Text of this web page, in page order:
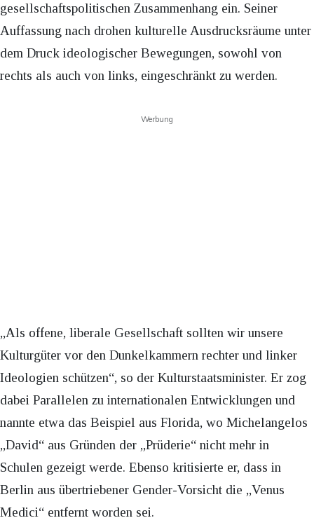
gesellschaftspolitischen Zusammenhang ein. Seiner
Auffassung nach drohen kulturelle Ausdrucksräume unter
dem Druck ideologischer Bewegungen, sowohl von
rechts als auch von links, eingeschränkt zu werden.
Werbung
„Als offene, liberale Gesellschaft sollten wir unsere
Kulturgüter vor den Dunkelkammern rechter und linker
Ideologien schützen“, so der Kulturstaatsminister. Er zog
dabei Parallelen zu internationalen Entwicklungen und
nannte etwa das Beispiel aus Florida, wo Michelangelos
„David“ aus Gründen der „Prüderie“ nicht mehr in
Schulen gezeigt werde. Ebenso kritisierte er, dass in
Berlin aus übertriebener Gender-Vorsicht die „Venus
Medici“ entfernt worden sei.